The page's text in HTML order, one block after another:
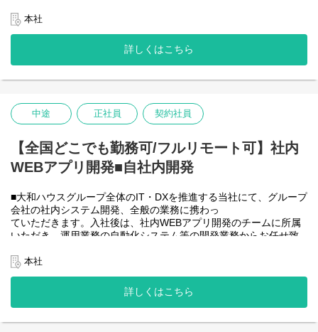
＜クライアントは大和ハウスグループ全体＞
出資は大和ハウス本体になりますが、売上好調かつDX推進の優先
度が高いため、投資を惜しむことはありません。
潤沢なリソースのもと、最上流から変革を進めていくことが可能
社後の勤務地は問いません。また、働く時間に制限もなく、月160
時間の勤務で、午前５時～２２時までの間であれば、自由な時間
に働いていただけます。業務を途中で中断したり、働く時間を調
整できるので、家事、育児、介護などとの両立も可能です。社員
ると思っておりますのでフルフレックスです。
＜クライアントは大和ハウスグループ全体＞
名の
全てに関わるシステムを担っています。
出資は大和ハウス本体になりますが、売上好調かつDX推進の優先
潤沢なリソースのもと、最上流から変革を進めていくことが可能
です。
＜詳細な業務例／基本的な技術仕様＞
業務ヒアリング、要件定義、基本設計、詳細設計、実装、テス
ト、リリースまで開発作業を一気通貫で担当していただきます。
環境の運用・保守までをお任せします。
使用ツール：
-UiPath
本社
詳しくはこちら
中途 正社員 契約社員
【全国どこでも勤務可/フルリモート可】社内
WEBアプリ開発■自社内開発
■大和ハウスグループ全体のIT・DXを推進する当社にて、グループ
会社の社内システム開発、全般の業務に携わっ
ていただきます。入社後は、社内WEBアプリ開発のチームに所属
いただき、運用業務の自動化システム等の開発業務からお任せ致
【将来的に】要件定義から設計、運用まで全般を行い、早い段階
で技術スペシャリストとして、技術面からメンバーを引っ張って
いただく役割を期待しています。
会社としてDX推進を進める中、AIを使って新たな価値を生む仕
す！
本社
詳しくはこちら